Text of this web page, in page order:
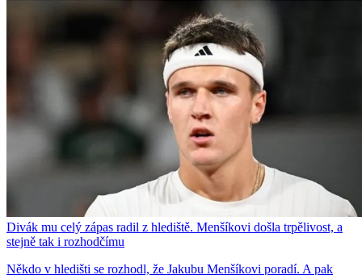
Divák mu celý zápas radil z hlediště. Menšíkovi došla trpělivost, a
stejně tak i rozhodčímu
Někdo v hledišti se rozhodl, že Jakubu Menšíkovi poradí. A pak